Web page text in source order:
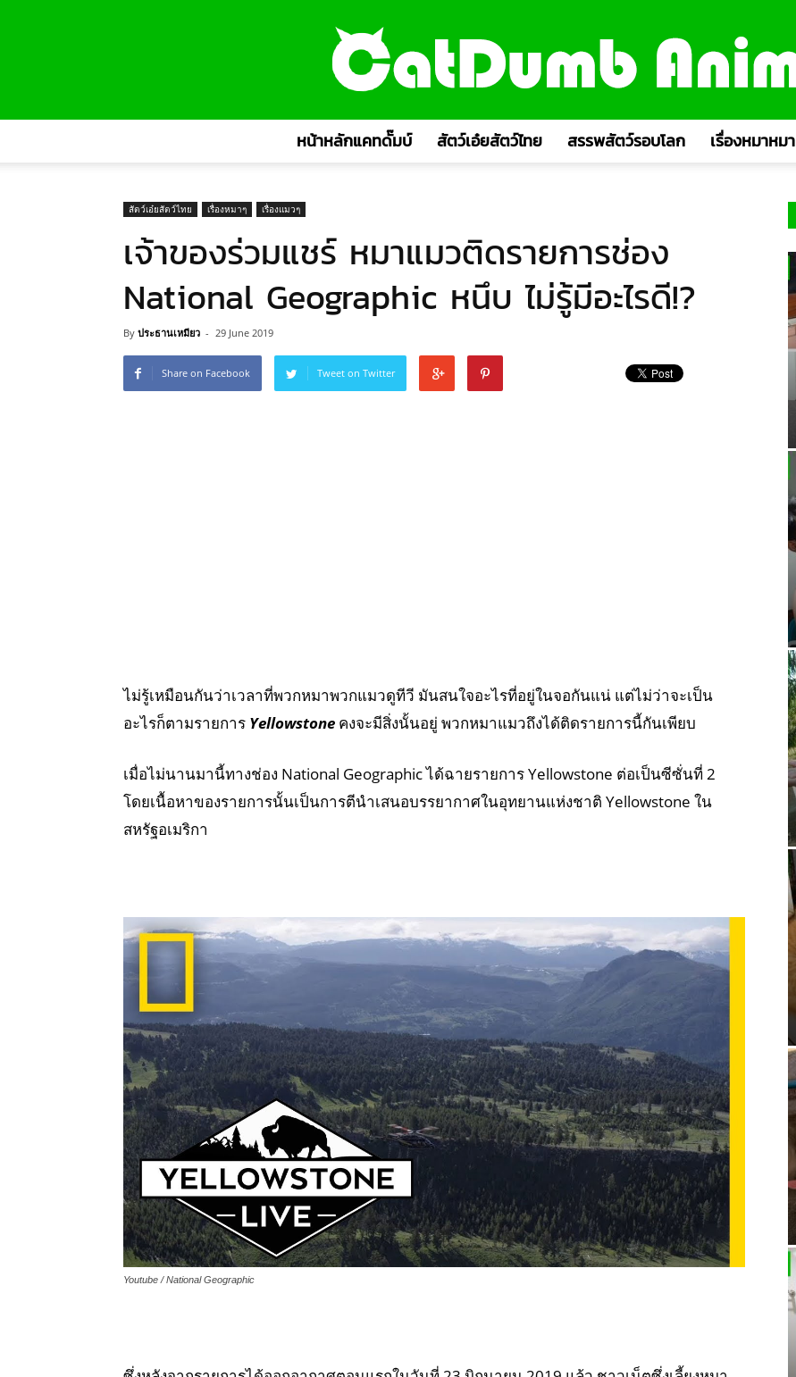
หน้าหลักแคทดั๊มบ์ สัตว์เอ๋ยสัตว์ไทย สรรพสัตว์รอบโลก เรื่องหมาหมา
สัตว์เอ๋ยสัตว์ไทย เรื่องหมาๆ เรื่องแมวๆ
เจ้าของร่วมแชร์ หมาแมวติดรายการช่อง
National Geographic หนึบ ไม่รู้มีอะไรดี!?
By ประธานเหมียว - 29 June 2019
Share on Facebook Tweet on Twitter
ไม่รู้เหมือนกันว่าเวลาที่พวกหมาพวกแมวดูทีวี มันสนใจอะไรที่อยู่ในจอกันแน่ แต่ไม่ว่าจะเป็น
อะไรก็ตามรายการ Yellowstone คงจะมีสิ่งนั้นอยู่ พวกหมาแมวถึงได้ติดรายการนี้กันเพียบ
เมื่อไม่นานมานี้ทางช่อง National Geographic ได้ฉายรายการ Yellowstone ต่อเป็นซีซั่นที่ 2
โดยเนื้อหาของรายการนั้นเป็นการตีนำเสนอบรรยากาศในอุทยานแห่งชาติ Yellowstone ใน
สหรัฐอเมริกา
Youtube / National Geographic